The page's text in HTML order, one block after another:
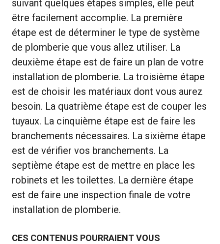
suivant quelques étapes simples, elle peut
être facilement accomplie. La première
étape est de déterminer le type de système
de plomberie que vous allez utiliser. La
deuxième étape est de faire un plan de votre
installation de plomberie. La troisième étape
est de choisir les matériaux dont vous aurez
besoin. La quatrième étape est de couper les
tuyaux. La cinquième étape est de faire les
branchements nécessaires. La sixième étape
est de vérifier vos branchements. La
septième étape est de mettre en place les
robinets et les toilettes. La dernière étape
est de faire une inspection finale de votre
installation de plomberie.
CES CONTENUS POURRAIENT VOUS